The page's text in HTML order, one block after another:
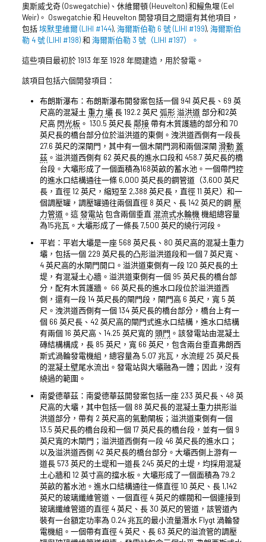
奧斯威戈奇 (Oswegatchie)、休維爾頓 (Heuvelton) 和鰻魚堰 (Eel
Weir)。 Oswegatchie 和 Heuvelton 開發項目之間還有其他項目，
包括埃默里維爾 (LIHI #144),海爾斯伯勒 6 號 (LIHI #199),海爾斯伯
勒 4 號 (LIHI #198)和 海爾斯伯勒 3 號（LIHI #197）。
這些項目最初於 1913 年至 1928 年間建造，用於發電。
該項目包括六個開發項目：
布朗斯瀑布：布朗斯瀑布開發案包括一個 941 英尺長、69 英
尺高的混凝土 重力 壩長 192.2 英尺 弧形溢洪道部分和2英
尺高 閃光板。 130.5 英尺長鄰接帶有木質護牆的部分和 70
英尺長的橋台部分位於溢洪道的東側。洩洪道西側有一段長
27.6 英尺的深閘門，其中有一個木閘門洞和兩個深閘 滑動蓋
茲。溢洪道西側有 62 英尺長的進水口段和 458.7 英尺長的橋
台段。大壩形成了一個面積為168英畝的蓄水池。一個帶門控
的進水口結構通往一條 6,000 英尺長的鋼管道（3,600 英尺
長，直徑 12 英尺，縮短至 2,388 英尺長，直徑 11 英尺）和一
個調壓罐，調壓罐通往兩個直徑 8 英尺、長 142 英尺的鋼 壓
力管道。這發電站包含兩個垂直 混流式水輪機機組總容量
為15兆瓦。大壩形成了一條長 7,500 英尺的繞行河段。
平岩：平岩大壩是一座 568 英尺長、80 英尺高的混凝土重力
壩，包括一個 229 英尺長的凸形溢洪道段和一個 7 英尺寬、
4 英尺高的水閘門開口。溢洪道東側有一段 120 英尺長的土
堤，有混凝土心牆。溢洪道東側有一個 95 英尺長的橋台部
分，配有木質護牆。 66 英尺長的進水口段位於溢洪道西
側，還有一段 14 英尺長的閘門段，閘門高 6 英尺，寬 5 英
尺。洩洪道西側有一個 134 英尺長的橋台部分，橋台上有一
個 66 英尺長、42 英尺高的閘門式進水口結構，進水口結構
有兩個 16 英尺高、14.25 英尺寬的 頭門 。該發電站由混凝土
磚結構構成，長 85 英尺，寬 66 英尺，包含兩台垂直弗朗西
斯式渦輪發電機組，總容量為 5.07 兆瓦，水流經 25 英尺長
的混凝土壁尾水流出。發電站與大壩融為一體；因此，沒有
繞過的範圍。
南愛德華茲：南愛德華茲開發案包括一座 233 英尺長、48 英
尺高的大壩，其中包括一個 88 英尺長的混凝土重力拱形溢
洪道部分，帶有 2 英尺高的氣動閘板；溢洪道東側有一個
13.5 英尺長的橋台段和一個 17 英尺長的橋台段，並有一個 9
英尺寬的木閘門；溢洪道西側有一段 46 英尺長的進水口；
以及溢洪道西側 42 英尺長的橋台部分。大壩西側上游有一
道長 573 英尺的土堤和一道長 245 英尺的土堤，均採用混凝
土心牆和 12 英寸高的擋水板。大壩形成了一個面積為 79.2
英畝的蓄水池。進水口結構通往一條直徑 10 英尺、長 1,142
英尺的玻璃纖維管道、一個直徑 4 英尺的蝶閥和一個連接到
玻璃纖維管道的直徑 4 英尺、長 30 英尺的管道，該管道內
裝有一台額定功率為 0.24 兆瓦的最小流量潛水 Flygt 渦輪發
電機組。一個帶有直徑 4 英尺、長 63 英尺的溢流管的調壓